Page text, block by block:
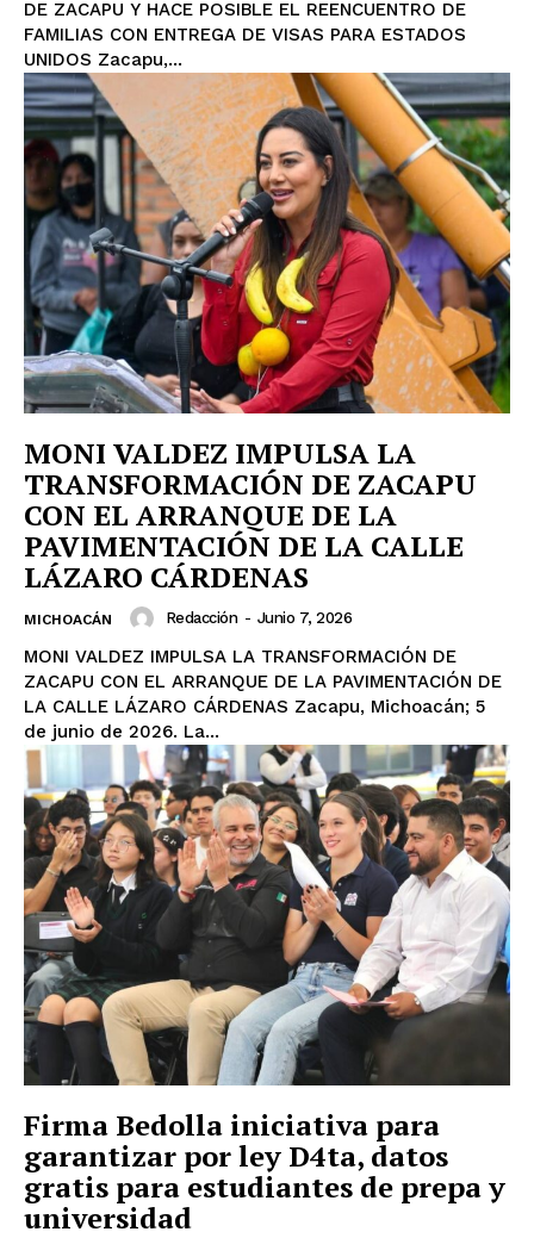
DE ZACAPU Y HACE POSIBLE EL REENCUENTRO DE
FAMILIAS CON ENTREGA DE VISAS PARA ESTADOS
UNIDOS Zacapu,...
MONI VALDEZ IMPULSA LA
TRANSFORMACIÓN DE ZACAPU
CON EL ARRANQUE DE LA
PAVIMENTACIÓN DE LA CALLE
LÁZARO CÁRDENAS
MICHOACÁN Redacción - Junio 7, 2026
MONI VALDEZ IMPULSA LA TRANSFORMACIÓN DE
ZACAPU CON EL ARRANQUE DE LA PAVIMENTACIÓN DE
LA CALLE LÁZARO CÁRDENAS Zacapu, Michoacán; 5
de junio de 2026. La...
Firma Bedolla iniciativa para
garantizar por ley D4ta, datos
gratis para estudiantes de prepa y
universidad